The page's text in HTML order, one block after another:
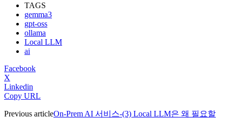
TAGS
gemma3
gpt-oss
ollama
Local LLM
ai
Facebook
X
Linkedin
Copy URL
Previous articleOn-Prem AI 서비스-(3) Local LLM은 왜 필요할